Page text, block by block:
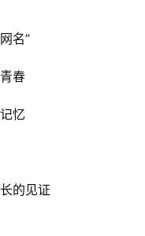
名”
春
忆
的见证